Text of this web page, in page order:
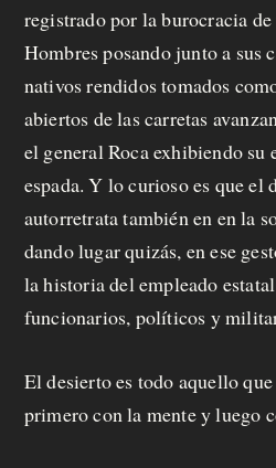
registrado por la burocracia
Hombres posando junto a sus
nativos rendidos tomados
abiertos de las carretas
el general Roca exhibiendo
espada. Y lo curioso es que el
autorretrata también en en la
dando lugar quizás, en ese
la historia del empleado
funcionarios, políticos y
El desierto es todo aquello
primero con la mente y luego